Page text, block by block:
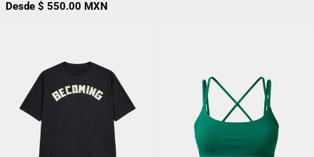
Precio
Desde $ 550.00 MXN